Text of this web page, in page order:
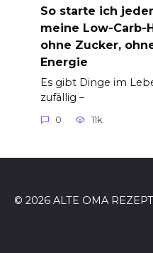
So starte ich
meine Low-Carb-
ohne Zucker,
Energie
Es gibt Dinge im
zufällig –
0 11k.
© 2026 ALTE OMA